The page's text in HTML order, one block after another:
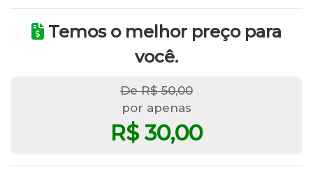
Temos o melhor preço para
você.
De R$ 50,00
por apenas
R$ 30,00